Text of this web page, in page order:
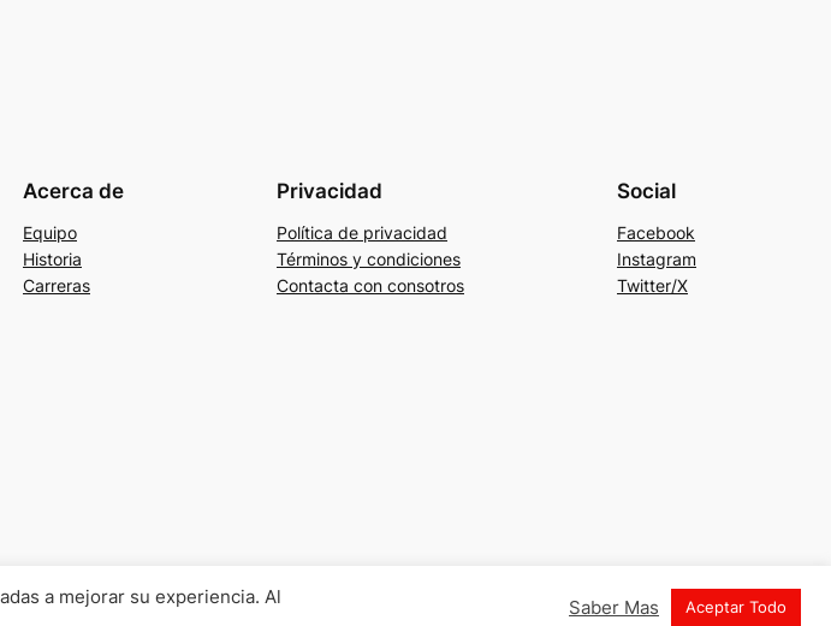
Acerca de
Equipo
Historia
Carreras
Privacidad
Política de privacidad
Términos y condiciones
Contacta con consotros
Social
Facebook
Instagram
Twitter/X
a mejorar su experiencia. Al
Saber Mas Aceptar Todo